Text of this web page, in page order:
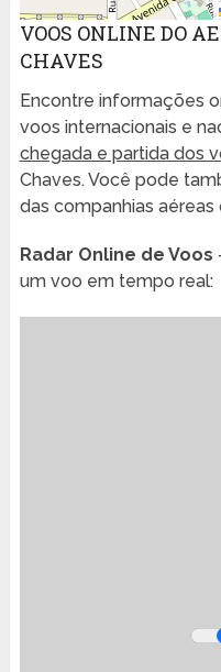
VOOS ONLINE DO
CHAVES
Encontre informações
voos internacionais e
chegada e partida dos
Chaves. Você pode
das companhias
Radar Online de Voos
um voo em tempo real: